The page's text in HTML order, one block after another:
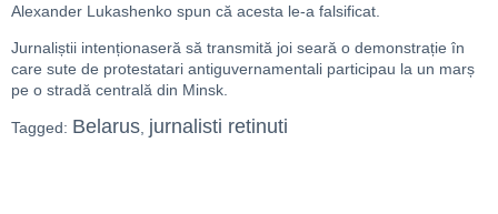
Alexander Lukashenko spun că acesta le-a falsificat.
Jurnaliștii intenționaseră să transmită joi seară o demonstrație în
care sute de protestatari antiguvernamentali participau la un marș
pe o stradă centrală din Minsk.
Tagged: Belarus, jurnalisti retinuti